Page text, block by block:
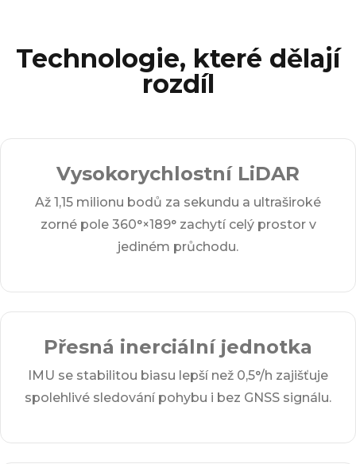
Technologie, které dělají
rozdíl
Vysokorychlostní LiDAR
Až 1,15 milionu bodů za sekundu a ultraširoké
zorné pole 360°×189° zachytí celý prostor v
jediném průchodu.
Přesná inerciální jednotka
IMU se stabilitou biasu lepší než 0,5°/h zajišťuje
spolehlivé sledování pohybu i bez GNSS signálu.